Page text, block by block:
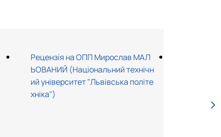
Рецензія на ОПП Мирослав МАЛ
ЬОВАНИЙ (Національний технічн
ий університет "Львівська політе
хніка")